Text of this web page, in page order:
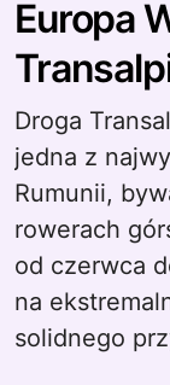
Europa
Droga
jedna z
Rumunii,
rowerach
od czerwca
na
solidnego